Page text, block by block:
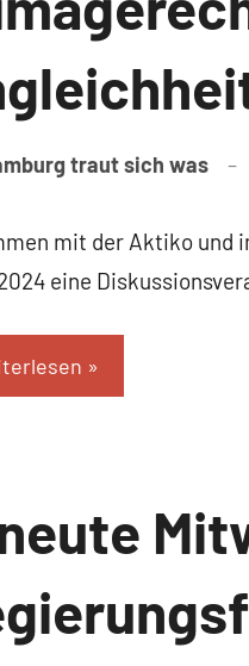
traut sich was
mit der Aktiko und
eine